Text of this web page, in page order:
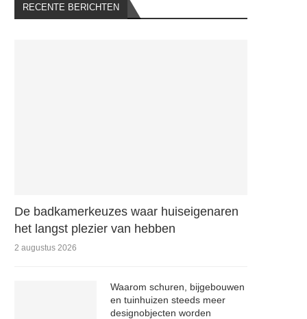
RECENTE BERICHTEN
De badkamerkeuzes waar huiseigenaren
het langst plezier van hebben
2 augustus 2026
Waarom schuren, bijgebouwen
en tuinhuizen steeds meer
designobjecten worden